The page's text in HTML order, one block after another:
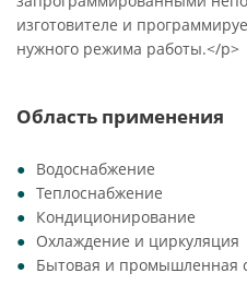
изготовителе и
нужного режима работы.</p>
Область применения
Водоснабжение
Теплоснабжение
Кондиционирование
Охлаждение и циркуляция
Бытовая и промышленная